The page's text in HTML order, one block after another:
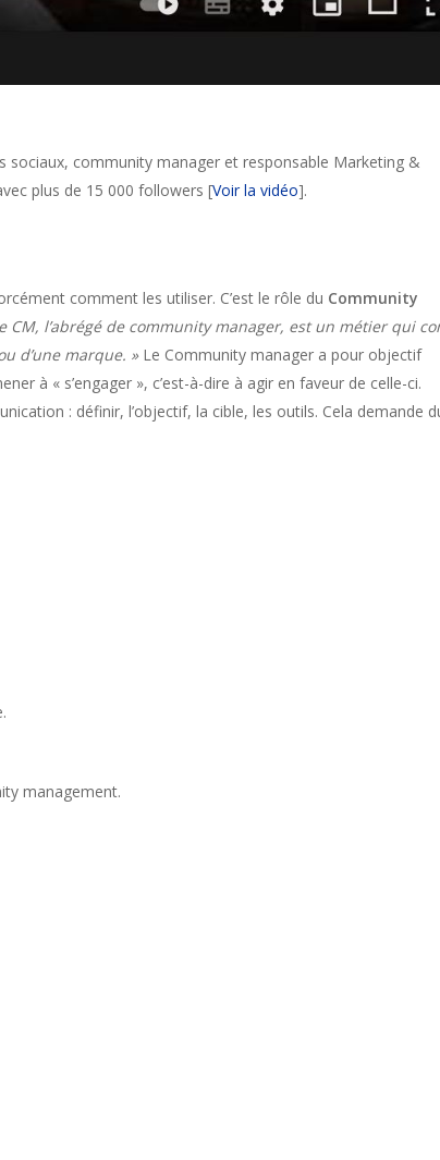
sociaux, community manager et responsable Marketing &
plus de 15 000 followers [Voir la vidéo].
comment les utiliser. C’est le rôle du Community
CM, l’abrégé de community manager, est un métier qui
d’une marque. » Le Community manager a pour objectif
à « s’engager », c’est-à-dire à agir en faveur de celle-ci.
: définir, l’objectif, la cible, les outils. Cela demande
management.